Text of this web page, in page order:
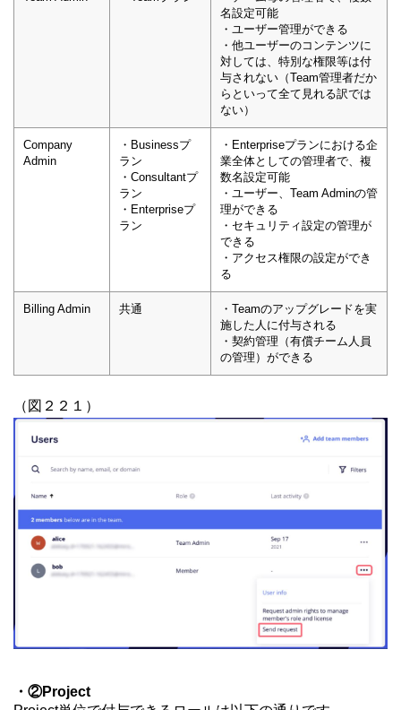
名設定可能
・ユーザー管理ができる
・他ユーザーのコンテンツに
対しては、特別な権限等は付
与されない（Team管理者だか
らといって全て見れる訳では
ない）
Company
Admin
・Businessプ
ラン
・Consultantプ
ラン
・Enterpriseプ
ラン
・Enterpriseプランにおける企
業全体としての管理者で、複
数名設定可能
・ユーザー、Team Adminの管
理ができる
・セキュリティ設定の管理が
できる
・アクセス権限の設定ができ
る
Billing Admin 共通
・Teamのアップグレードを実
施した人に付与される
・契約管理（有償チーム人員
の管理）ができる
（図２２１）
・②Project